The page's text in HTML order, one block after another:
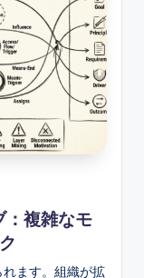
複雑なモ
ます。組織が拡